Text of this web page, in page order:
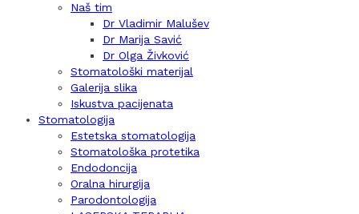
Naš tim
Dr Vladimir Malušev
Dr Marija Savić
Dr Olga Živković
Stomatološki materijal
Galerija slika
Iskustva pacijenata
Stomatologija
Estetska stomatologija
Stomatološka protetika
Endodoncija
Oralna hirurgija
Parodontologija